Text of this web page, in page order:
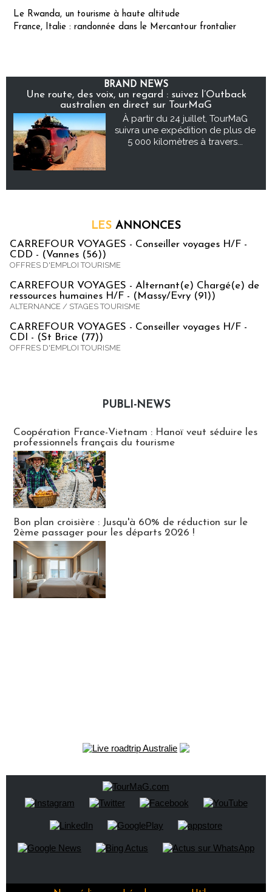
Le Rwanda, un tourisme à haute altitude
France, Italie : randonnée dans le Mercantour frontalier
BRAND NEWS
Une route, des voix, un regard : suivez l’Outback
australien en direct sur TourMaG
À partir du 24 juillet, TourMaG
suivra une expédition de plus de
5 000 kilomètres à travers...
LES ANNONCES
CARREFOUR VOYAGES - Conseiller voyages H/F -
CDD - (Vannes (56))
OFFRES D'EMPLOI TOURISME
CARREFOUR VOYAGES - Alternant(e) Chargé(e) de
ressources humaines H/F - (Massy/Evry (91))
ALTERNANCE / STAGES TOURISME
CARREFOUR VOYAGES - Conseiller voyages H/F -
CDI - (St Brice (77))
OFFRES D'EMPLOI TOURISME
PUBLI-NEWS
Coopération France-Vietnam : Hanoï veut séduire les
professionnels français du tourisme
Bon plan croisière : Jusqu'à 60% de réduction sur le
2ème passager pour les départs 2026 !